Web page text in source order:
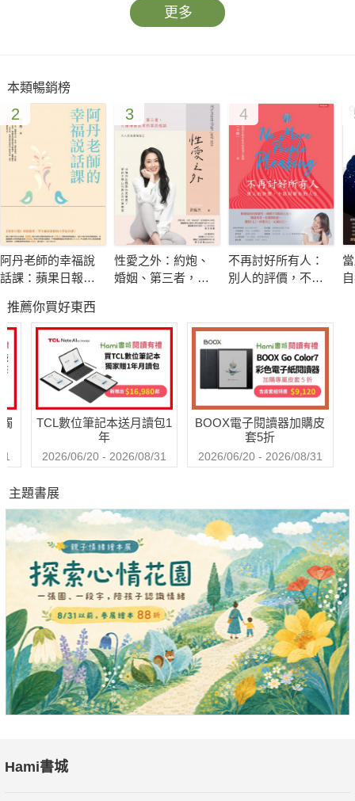
記得那些如煙的往事，是因為這一切造就了此刻的我們。即使今
宵難聚首，仍可以期待他日再相逢。
寫給每個認真生活的你
從1994年開播至今，《點燈》節目已經走過25個年頭，是臺
灣最長壽的談話報導型節目。25年來《點燈》紀錄了市井小民的
生活樣態。從對人及對土地與社會的感恩為出發點，《點燈》持
續以良善、正向的信念，讓每個人在黑暗中，仍能感受到社會的
這次，《點燈》製作人張光斗，用他的一片赤誠，刻劃警消
人員與生命搏鬥的光輝與征途。他質樸溫暖、筆下有情，除了向
警消人員表達敬重與感謝之外，更將他對親友的思念、面對人生
無常的幽思寄情於35篇小品裡，舉重若輕，感人肺腑。
在和煦的燈火中，帶你品嘗人情冷暖與生命況味
名人推薦
▍妙熙法師、高金素梅、齊豫、夏台鳳、葉樹姍 暖心推薦
更多
本類暢銷榜
2
阿丹老師的幸福說
話課：蘋果日報專
搶修的大學最夯
課，教你不當句點
王，「說」出幸福
人生！
3
性愛之外：約炮、
婚姻、第三者，打
4
不再討好所有人：
別人的評價，不該
推薦你買好東西
TCL數位筆記本送月讀包1
年
2026/06/20 - 2026/08/31
BOOX電子閱讀器加購皮
套5折
2026/06/20 - 2026/08/31
主題書展
Hami書城